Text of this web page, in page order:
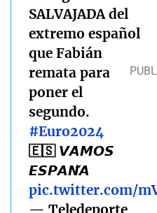
SALVAJADA del
extremo español
que Fabián
remata para
poner el
segundo.
#Euro2024
🇪🇸 𝙑𝘼𝙈𝙊𝙎
𝙀𝙎𝙋𝘼𝙉̃𝘼
pic.twitter.com/
— Teledeporte